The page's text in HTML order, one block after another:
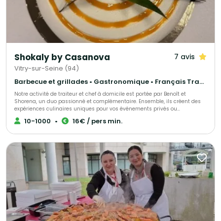
saveurs.
Shokaly by Casanova 7 avis
Vitry-sur-Seine (94)
Barbecue et grillades • Gastronomique • Français Traditionnel
Notre activité de traiteur et chef à domicile est portée par Benoît et
Shorena, un duo passionné et complémentaire. Ensemble, ils créent des
expériences culinaires uniques pour vos événements privés ou
professionnels. Leur cuisine met à l’honneur des produits frais et de
saison, soigneusement sélectionnés pour garantir qualité et authenticité.
repas en un moment convivial et mémorable.
10-1000 • 16€ / pers min.